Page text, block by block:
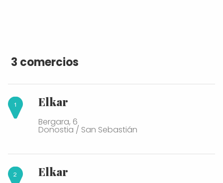
3 comercios
Elkar
Bergara, 6
Donostia / San Sebastián
Elkar